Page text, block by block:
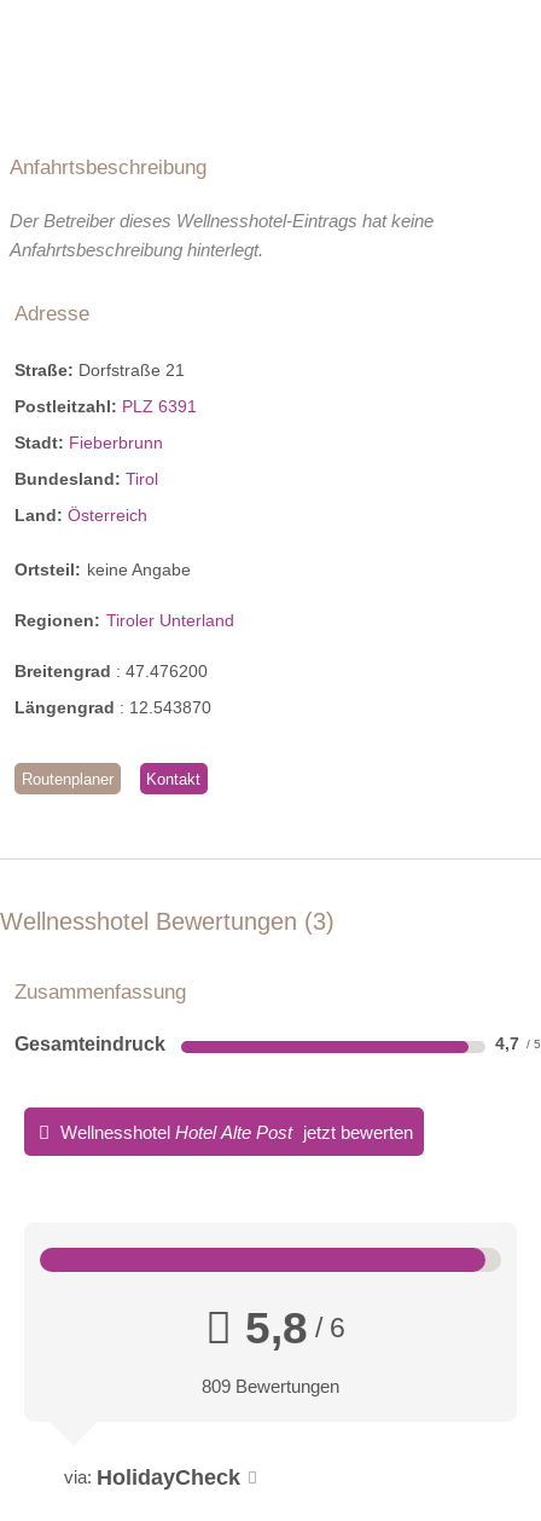
Anfahrtsbeschreibung
Der Betreiber dieses Wellnesshotel-Eintrags hat keine
Anfahrtsbeschreibung hinterlegt.
Adresse
Straße: Dorfstraße 21
Postleitzahl: PLZ 6391
Stadt: Fieberbrunn
Bundesland: Tirol
Land: Österreich
Ortsteil: keine Angabe
Regionen: Tiroler Unterland
Breitengrad : 47.476200
Längengrad : 12.543870
Routenplaner Kontakt
Wellnesshotel Bewertungen 3
Zusammenfassung
Gesamteindruck 4,7
Wellnesshotel Hotel Alte Post jetzt bewerten
5,8 / 6
809 Bewertungen
via: HolidayCheck